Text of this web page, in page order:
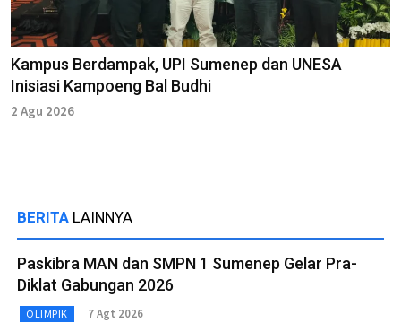
Kampus Berdampak, UPI Sumenep dan UNESA
Inisiasi Kampoeng Bal Budhi
2 Agu 2026
BERITA LAINNYA
Paskibra MAN dan SMPN 1 Sumenep Gelar Pra-
Diklat Gabungan 2026
OLIMPIK 7 Agt 2026